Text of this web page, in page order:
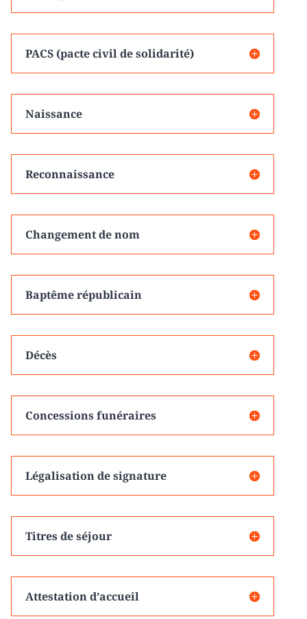
PACS (pacte civil de solidarité)
Naissance
Reconnaissance
Changement de nom
Baptême républicain
Décès
Concessions funéraires
Légalisation de signature
Titres de séjour
Attestation d’accueil